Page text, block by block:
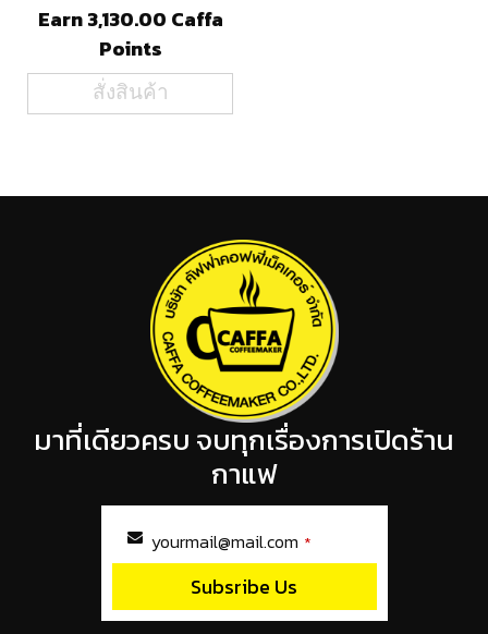
Earn 3,130.00 Caffa
Points
สั่งสินค้า
มาที่เดียวครบ จบทุกเรื่องการเปิดร้าน
กาแฟ
yourmail@mail.com *
Subsribe Us
This